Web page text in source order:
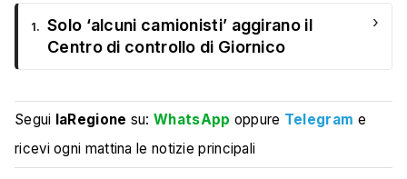
1. Solo ‘alcuni camionisti’ aggirano il
Centro di controllo di Giornico
›
Segui laRegione su:WhatsApp oppure Telegram e
ricevi ogni mattina le notizie principali